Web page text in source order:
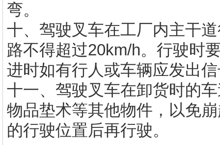
弯。
十、驾驶叉车在工厂内主干
路不得超过20km/h。行驶时
进时如有行人或车辆应发出
十一、驾驶叉车在卸货时的
物品垫术等其他物件，以免
的行驶位置后再行驶。